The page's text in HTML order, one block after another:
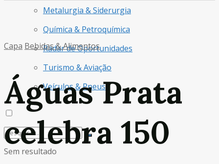
Metalurgia & Siderurgia
Química & Petroquímica
Radar de Oportunidades
Turismo & Aviação
Veículos & Pneus
Sem resultado
Capa Bebidas & Alimentos
Águas Prata
celebra 150